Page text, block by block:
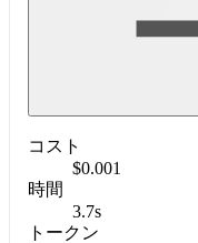
コスト
$0.001
時間
3.7s
トークン